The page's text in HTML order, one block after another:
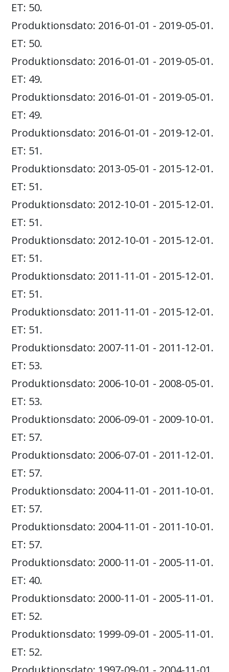
ET: 50.
Produktionsdato: 2016-01-01 - 2019-05-01.
ET: 50.
Produktionsdato: 2016-01-01 - 2019-05-01.
ET: 49.
Produktionsdato: 2016-01-01 - 2019-05-01.
ET: 49.
Produktionsdato: 2016-01-01 - 2019-12-01.
ET: 51.
Produktionsdato: 2013-05-01 - 2015-12-01.
ET: 51.
Produktionsdato: 2012-10-01 - 2015-12-01.
ET: 51.
Produktionsdato: 2012-10-01 - 2015-12-01.
ET: 51.
Produktionsdato: 2011-11-01 - 2015-12-01.
ET: 51.
Produktionsdato: 2011-11-01 - 2015-12-01.
ET: 51.
Produktionsdato: 2007-11-01 - 2011-12-01.
ET: 53.
Produktionsdato: 2006-10-01 - 2008-05-01.
ET: 53.
Produktionsdato: 2006-09-01 - 2009-10-01.
ET: 57.
Produktionsdato: 2006-07-01 - 2011-12-01.
ET: 57.
Produktionsdato: 2004-11-01 - 2011-10-01.
ET: 57.
Produktionsdato: 2004-11-01 - 2011-10-01.
ET: 57.
Produktionsdato: 2000-11-01 - 2005-11-01.
ET: 40.
Produktionsdato: 2000-11-01 - 2005-11-01.
ET: 52.
Produktionsdato: 1999-09-01 - 2005-11-01.
ET: 52.